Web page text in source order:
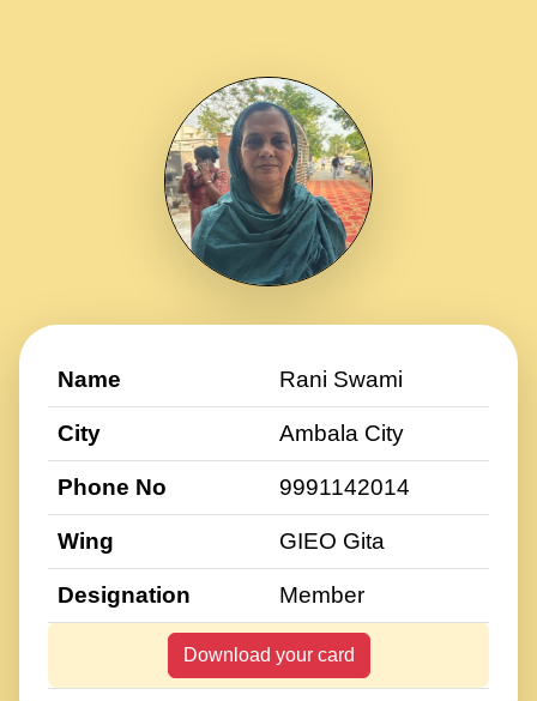
Name Rani Swami
City Ambala City
Phone No 9991142014
Wing GIEO Gita
Designation Member
Download your card